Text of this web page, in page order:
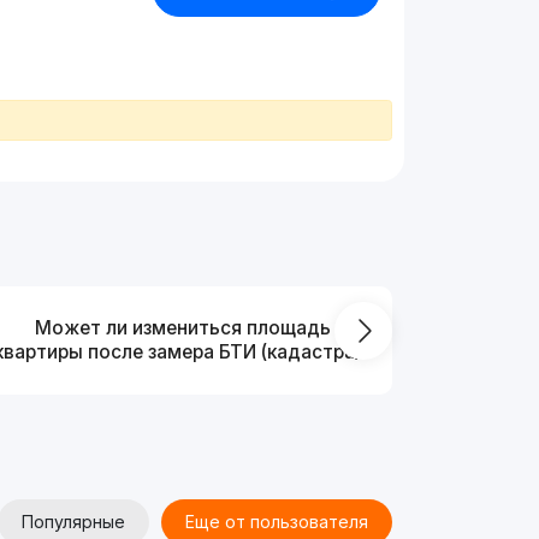
Может ли измениться площадь
после замера БТИ (кадастра)?
Популярные Еще от пользователя